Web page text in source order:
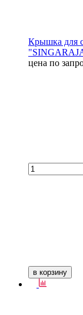
Крышка для
цена по
в корзину